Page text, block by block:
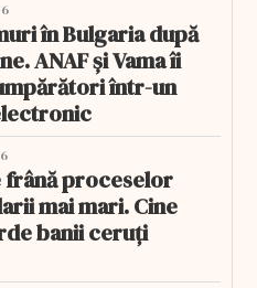
în Bulgaria după
ANAF și Vama îi
într-un
frână proceselor
mai mari. Cine
banii ceruți